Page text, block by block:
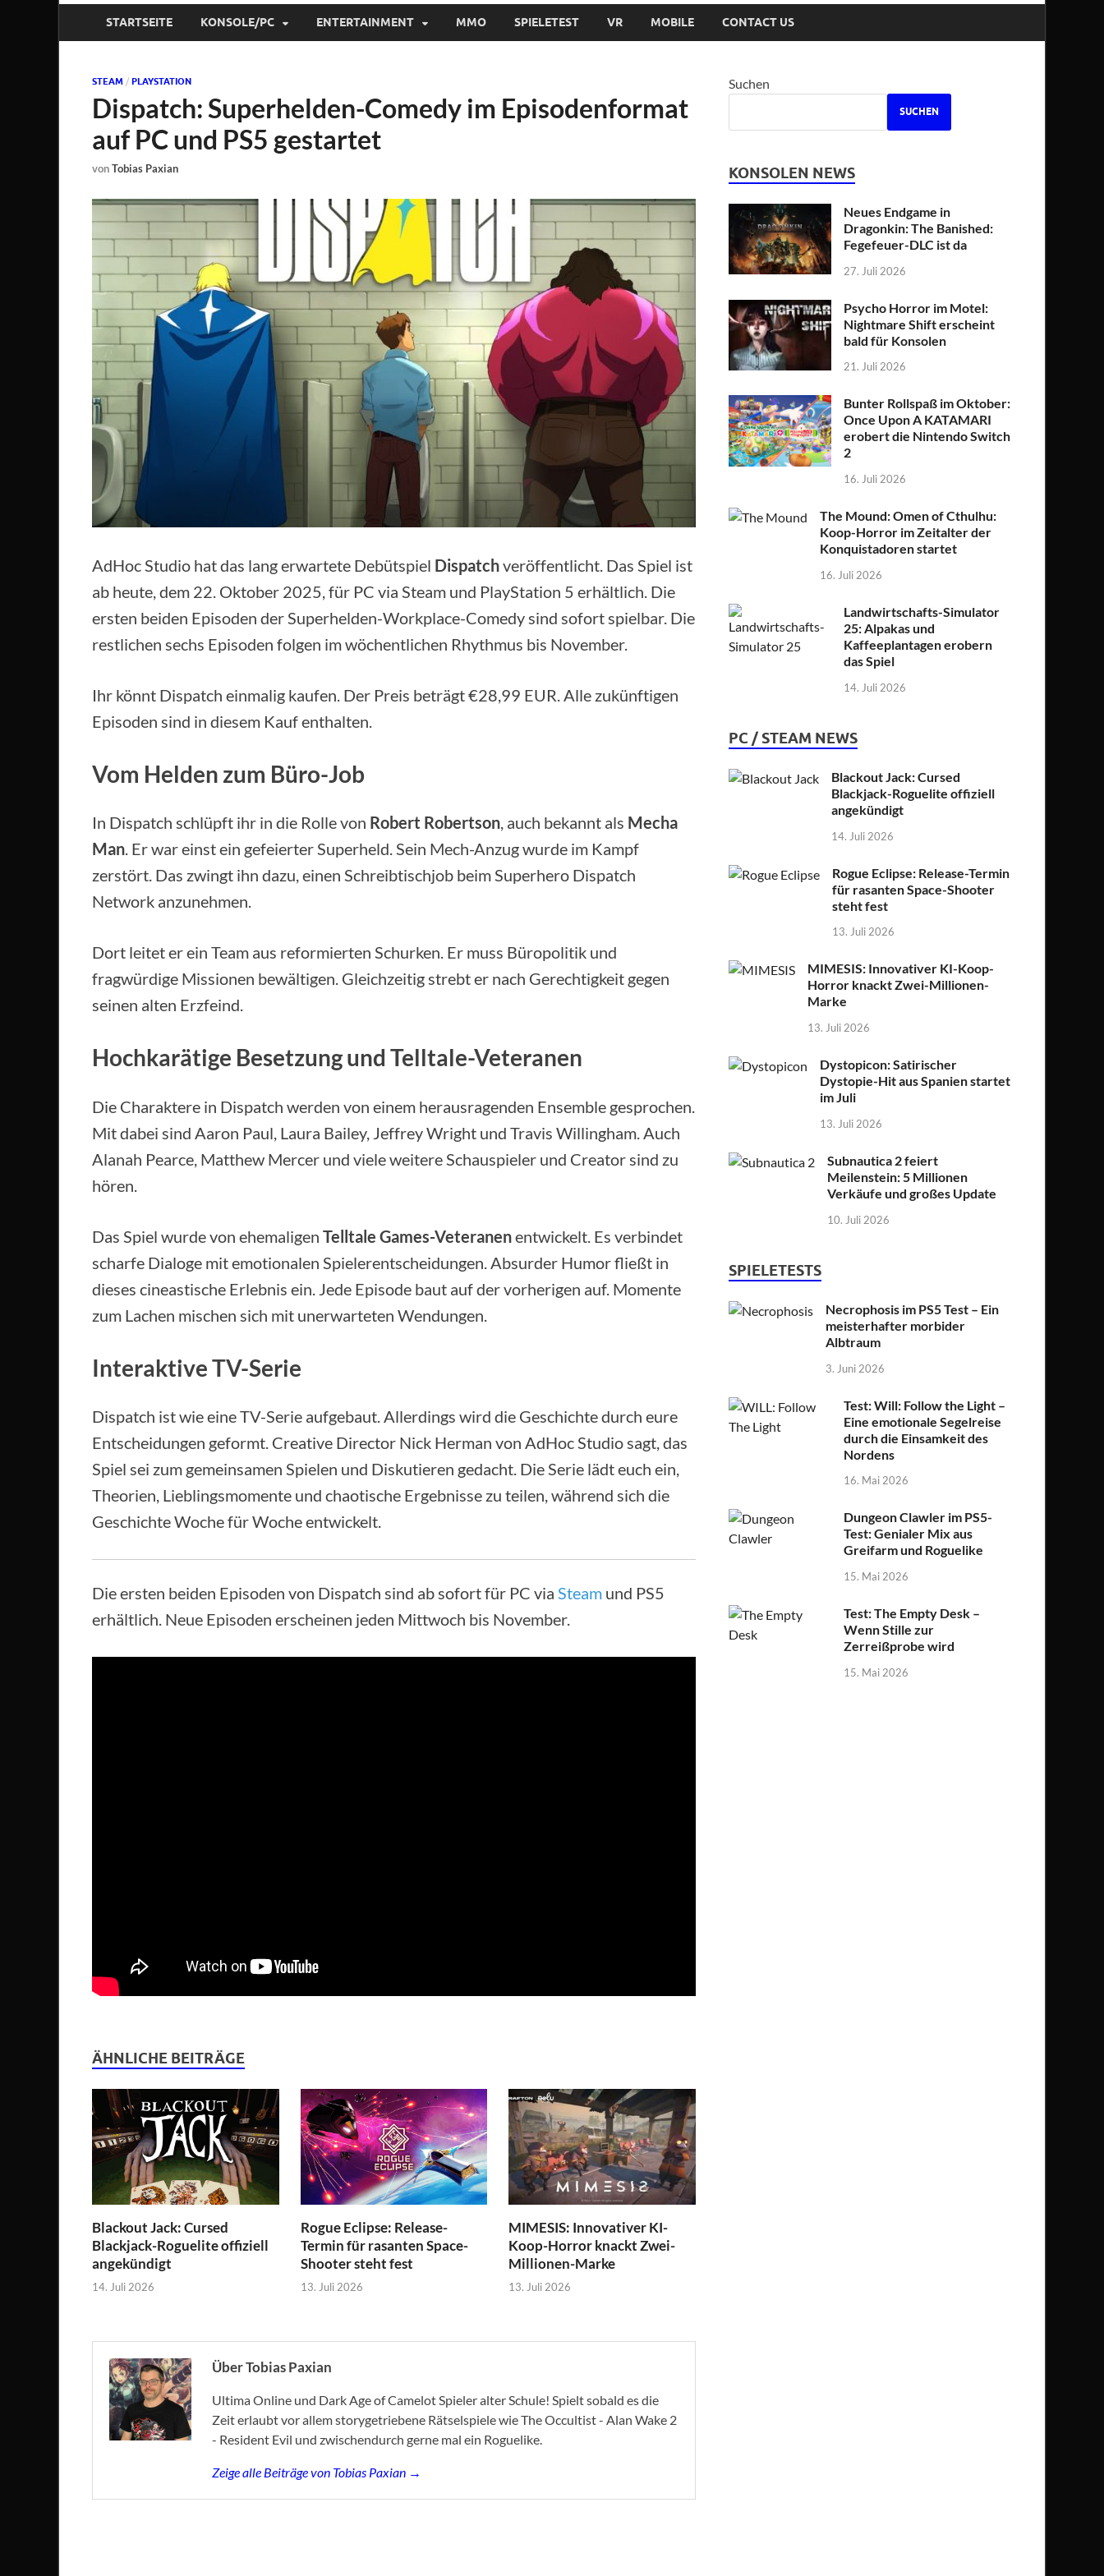
STARTSEITE KONSOLE/PC ENTERTAINMENT MMO SPIELETEST VR MOBILE CONTACT US
STEAM / PLAYSTATION
Dispatch: Superhelden-Comedy im Episodenformat
auf PC und PS5 gestartet
vonTobias Paxian
AdHoc Studio hat das lang erwartete Debütspiel Dispatchveröffentlicht. Das Spiel ist
ab heute, dem 22. Oktober 2025, für PC via Steam und PlayStation 5 erhältlich. Die
ersten beiden Episoden der Superhelden-Workplace-Comedy sind sofort spielbar. Die
restlichen sechs Episoden folgen im wöchentlichen Rhythmus bis November.
Ihr könnt Dispatch einmalig kaufen. Der Preis beträgt €28,99 EUR. Alle zukünftigen
Episoden sind in diesem Kauf enthalten.
Vom Helden zum Büro-Job
In Dispatch schlüpft ihr in die Rolle von Robert Robertson, auch bekannt als Mecha
Man. Er war einst ein gefeierter Superheld. Sein Mech-Anzug wurde im Kampf
zerstört. Das zwingt ihn dazu, einen Schreibtischjob beim Superhero Dispatch
Network anzunehmen.
Dort leitet er ein Team aus reformierten Schurken. Er muss Büropolitik und
fragwürdige Missionen bewältigen. Gleichzeitig strebt er nach Gerechtigkeit gegen
seinen alten Erzfeind.
Hochkarätige Besetzung und Telltale-Veteranen
Die Charaktere in Dispatch werden von einem herausragenden Ensemble gesprochen.
Mit dabei sind Aaron Paul, Laura Bailey, Jeffrey Wright und Travis Willingham. Auch
Alanah Pearce, Matthew Mercer und viele weitere Schauspieler und Creator sind zu
hören.
Das Spiel wurde von ehemaligen Telltale Games-Veteranenentwickelt. Es verbindet
scharfe Dialoge mit emotionalen Spielerentscheidungen. Absurder Humor fließt in
dieses cineastische Erlebnis ein. Jede Episode baut auf der vorherigen auf. Momente
zum Lachen mischen sich mit unerwarteten Wendungen.
Interaktive TV-Serie
Dispatch ist wie eine TV-Serie aufgebaut. Allerdings wird die Geschichte durch eure
Entscheidungen geformt. Creative Director Nick Herman von AdHoc Studio sagt, das
Spiel sei zum gemeinsamen Spielen und Diskutieren gedacht. Die Serie lädt euch ein,
Theorien, Lieblingsmomente und chaotische Ergebnisse zu teilen, während sich die
Geschichte Woche für Woche entwickelt.
Die ersten beiden Episoden von Dispatch sind ab sofort für PC via Steam und PS5
erhältlich. Neue Episoden erscheinen jeden Mittwoch bis November.
ÄHNLICHE BEITRÄGE
Blackout Jack: Cursed
Blackjack-Roguelite offiziell
angekündigt
14. Juli 2026
Rogue Eclipse: Release-
Termin für rasanten Space-
Shooter steht fest
13. Juli 2026
MIMESIS: Innovativer KI-
Koop-Horror knackt Zwei-
Millionen-Marke
13. Juli 2026
Über Tobias Paxian
Ultima Online und Dark Age of Camelot Spieler alter Schule! Spielt sobald es die
Zeit erlaubt vor allem storygetriebene Rätselspiele wie The Occultist - Alan Wake 2
- Resident Evil und zwischendurch gerne mal ein Roguelike.
Zeige alle Beiträge von Tobias Paxian →
Suchen
SUCHEN
KONSOLEN NEWS
Neues Endgame in
Dragonkin: The Banished:
Fegefeuer-DLC ist da
27. Juli 2026
Psycho Horror im Motel:
Nightmare Shift erscheint
bald für Konsolen
21. Juli 2026
Bunter Rollspaß im Oktober:
Once Upon A KATAMARI
erobert die Nintendo Switch
2
16. Juli 2026
The Mound: Omen of Cthulhu:
Koop-Horror im Zeitalter der
Konquistadoren startet
16. Juli 2026
Landwirtschafts-Simulator
25: Alpakas und
Kaffeeplantagen erobern
das Spiel
14. Juli 2026
PC / STEAM NEWS
Blackout Jack: Cursed
Blackjack-Roguelite offiziell
angekündigt
14. Juli 2026
Rogue Eclipse: Release-Termin
für rasanten Space-Shooter
steht fest
13. Juli 2026
MIMESIS: Innovativer KI-Koop-
Horror knackt Zwei-Millionen-
Marke
13. Juli 2026
Dystopicon: Satirischer
Dystopie-Hit aus Spanien startet
im Juli
13. Juli 2026
Subnautica 2 feiert
Meilenstein: 5 Millionen
Verkäufe und großes Update
10. Juli 2026
SPIELETESTS
Necrophosis im PS5 Test – Ein
meisterhafter morbider
Albtraum
3. Juni 2026
Test: Will: Follow the Light –
Eine emotionale Segelreise
durch die Einsamkeit des
Nordens
16. Mai 2026
Dungeon Clawler im PS5-
Test: Genialer Mix aus
Greifarm und Roguelike
15. Mai 2026
Test: The Empty Desk –
Wenn Stille zur
Zerreißprobe wird
15. Mai 2026